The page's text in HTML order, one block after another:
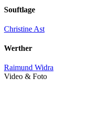
Souftlage
Christine Ast
Werther
Raimund Widra
Video & Foto